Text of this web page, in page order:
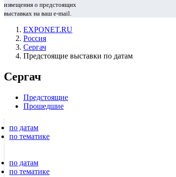
извещения о предстоящих
выставках на ваш e-mail.
EXPONET.RU
Россия
Сергач
Предстоящие выставки по датам
Сергач
Предстоящие
Прошедшие
по датам
по тематике
по датам
по тематике